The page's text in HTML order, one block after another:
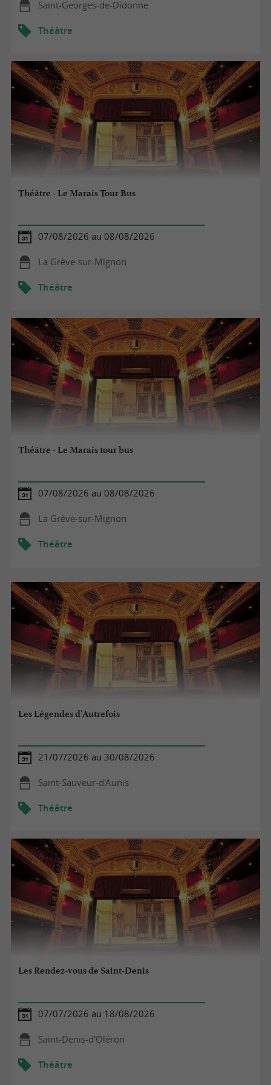
Saint-Georges-de-Didonne
Théâtre
Théâtre - Le Marais Tour Bus
07/08/2026 au 08/08/2026
La Grève-sur-Mignon
Théâtre
Théâtre - Le Marais tour bus
07/08/2026 au 08/08/2026
La Grève-sur-Mignon
Théâtre
Les Légendes d'Autrefois
21/07/2026 au 30/08/2026
Saint-Sauveur-d'Aunis
Théâtre
Les Rendez-vous de Saint-Denis
07/07/2026 au 18/08/2026
Saint-Denis-d'Oléron
Théâtre